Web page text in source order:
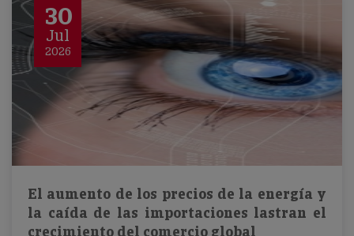
30
Jul
2026
El aumento de los precios de la energía y
la caída de las importaciones lastran el
crecimiento del comercio global